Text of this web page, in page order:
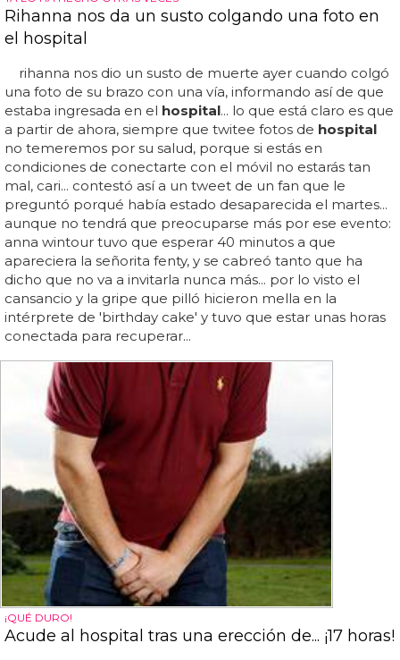
Rihanna nos da un susto colgando una foto en
el hospital
rihanna nos dio un susto de muerte ayer cuando colgó
una foto de su brazo con una vía, informando así de que
estaba ingresada en el hospital... lo que está claro es que
a partir de ahora, siempre que twitee fotos de hospital
no temeremos por su salud, porque si estás en
condiciones de conectarte con el móvil no estarás tan
mal, cari... contestó así a un tweet de un fan que le
preguntó porqué había estado desaparecida el martes...
aunque no tendrá que preocuparse más por ese evento:
anna wintour tuvo que esperar 40 minutos a que
apareciera la señorita fenty, y se cabreó tanto que ha
dicho que no va a invitarla nunca más... por lo visto el
cansancio y la gripe que pilló hicieron mella en la
intérprete de 'birthday cake' y tuvo que estar unas horas
conectada para recuperar...
¡QUÉ DURO!
Acude al hospital tras una erección de... ¡17 horas!